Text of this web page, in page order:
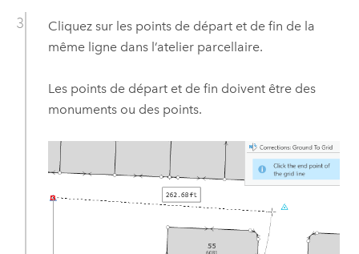
Cliquez sur les points de départ et de fin de la
même ligne dans l’atelier parcellaire.
Les points de départ et de fin doivent être des
monuments ou des points.